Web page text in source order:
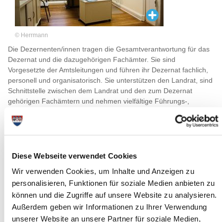
Diese Webseite verwendet Cookies
Wir verwenden Cookies, um Inhalte und Anzeigen zu
personalisieren, Funktionen für soziale Medien anbieten zu
können und die Zugriffe auf unsere Website zu analysieren.
Außerdem geben wir Informationen zu Ihrer Verwendung
unserer Website an unsere Partner für soziale Medien,
© Herrmann
Die Dezernenten/innen tragen die Gesamtverantwortung für das
Dezernat und die dazugehörigen Fachämter. Sie sind
Vorgesetzte der Amtsleitungen und führen ihr Dezernat fachlich,
personell und organisatorisch. Sie unterstützen den Landrat, sind
Schnittstelle zwischen dem Landrat und den zum Dezernat
gehörigen Fachämtern und nehmen vielfältige Führungs-,
Dezernat I - Interne Dienstleistungen
Zum Dezernat I - Interne Dienstleistungen gehören folgende
I1 Amt für Finanzen
I2 Rechtsamt
I3 Personalamt
I4 Amt für Organisation und digitale Prozesse